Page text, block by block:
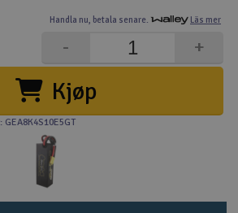
och byggsatser
Handla nu, betala senare. Läs mer
Kjøp
+
-